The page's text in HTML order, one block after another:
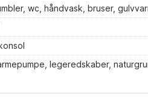
wc, håndvask, bruser,
legeredskaber,